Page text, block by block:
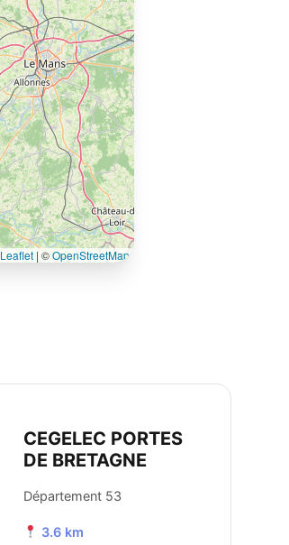
Leaflet | ©OpenStreetMap
CEGELEC PORTES
DE BRETAGNE
Département 53
3.6 km